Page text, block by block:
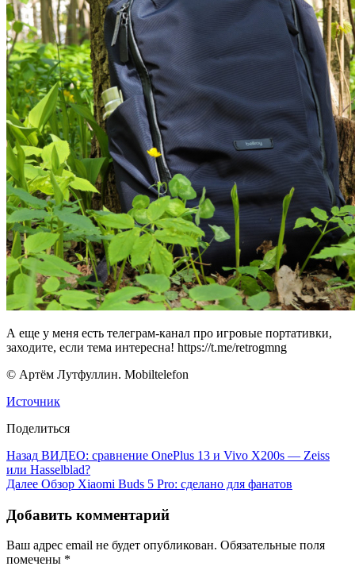
А еще у меня есть телеграм-канал про игровые портативки,
заходите, если тема интересна! https://t.me/retrogmng
© Артём Лутфуллин. Mobiltelefon
Источник
Поделиться
Назад ВИДЕО: сравнение OnePlus 13 и Vivo X200s — Zeiss
или Hasselblad?
Далее Обзор Xiaomi Buds 5 Pro: сделано для фанатов
Добавить комментарий
Ваш адрес email не будет опубликован. Обязательные поля
помечены *